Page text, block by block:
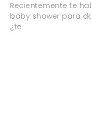
Recientemente te
baby shower para
¿te